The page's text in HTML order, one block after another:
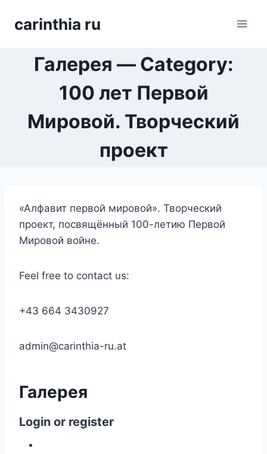
carinthia ru
Галерея — Category:
100 лет Первой
Мировой. Творческий
проект
«Алфавит первой мировой». Творческий
проект, посвящённый 100-летию Первой
Мировой войне.
Feel free to contact us:
+43 664 3430927
admin@carinthia-ru.at
Галерея
Login or register